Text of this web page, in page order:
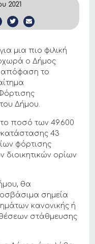
2021
μια πιο φιλική
ο Δήμος
απόφαση το
Δήμου.
ποσό των 49.600
43
φόρτισης
διοικητικών ορίων
θα
σημεία
κανονικής ή
θέσεων στάθμευσης